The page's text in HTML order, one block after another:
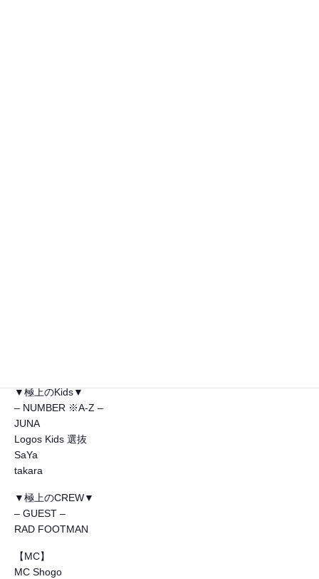
▼極上のKids▼
– NUMBER ※A-Z –
JUNA
Logos Kids 選抜
SaYa
takara
▼極上のCREW▼
– GUEST –
RAD FOOTMAN
【MC】
MC Shogo